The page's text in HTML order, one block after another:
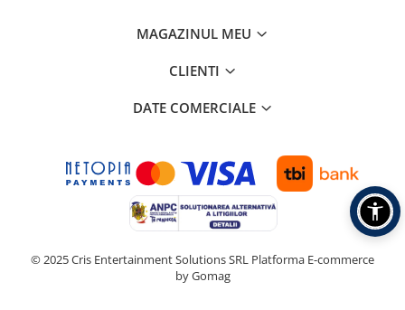
MAGAZINUL MEU
CLIENTI
DATE COMERCIALE
© 2025 Cris Entertainment Solutions SRL Platforma E-commerce
by Gomag